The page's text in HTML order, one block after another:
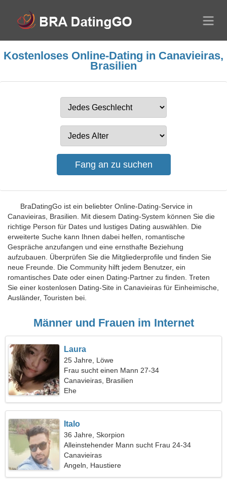
Kostenloses Online-Dating in Canavieiras,
Brasilien
BraDatingGo ist ein beliebter Online-Dating-Service in
Canavieiras, Brasilien. Mit diesem Dating-System können Sie die
richtige Person für Dates und lustiges Dating auswählen. Die
erweiterte Suche kann Ihnen dabei helfen, romantische
Gespräche anzufangen und eine ernsthafte Beziehung
aufzubauen. Überprüfen Sie die Mitgliederprofile und finden Sie
neue Freunde. Die Community hilft jedem Benutzer, ein
romantisches Date oder einen Dating-Partner zu finden. Treten
Sie einer kostenlosen Dating-Site in Canavieiras für Einheimische,
Ausländer, Touristen bei.
Männer und Frauen im Internet
Laura
25 Jahre, Löwe
Frau sucht einen Mann 27-34
Canavieiras, Brasilien
Ehe
Italo
36 Jahre, Skorpion
Alleinstehender Mann sucht Frau 24-34
Canavieiras
Angeln, Haustiere